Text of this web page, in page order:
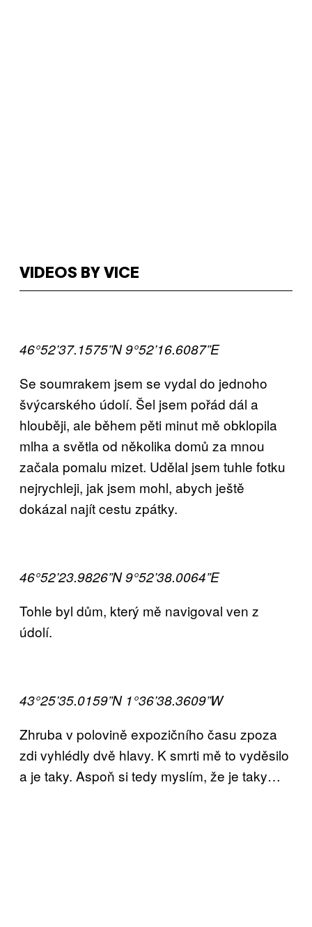
VIDEOS BY VICE
46°52’37.1575”N 9°52’16.6087”E
Se soumrakem jsem se vydal do jednoho
švýcarského údolí. Šel jsem pořád dál a
hlouběji, ale během pěti minut mě obklopila
mlha a světla od několika domů za mnou
začala pomalu mizet. Udělal jsem tuhle fotku
nejrychleji, jak jsem mohl, abych ještě
dokázal najít cestu zpátky.
46°52’23.9826”N 9°52’38.0064”E
Tohle byl dům, který mě navigoval ven z
údolí.
43°25’35.0159”N 1°36’38.3609”W
Zhruba v polovině expozičního času zpoza
zdi vyhlédly dvě hlavy. K smrti mě to vyděsilo
a je taky. Aspoň si tedy myslím, že je taky…